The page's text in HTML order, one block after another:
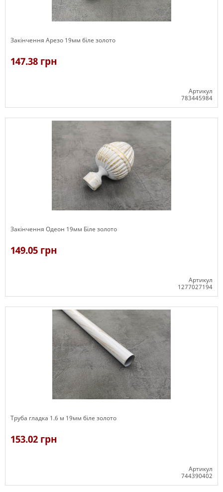
Закінчення Арезо 19мм біле золото
147.38 грн
Артикул
783445984
Закінчення Одеон 19мм Біле золото
149.05 грн
Артикул
1277027194
Труба гладка 1.6 м 19мм біле золото
153.02 грн
Артикул
744390402